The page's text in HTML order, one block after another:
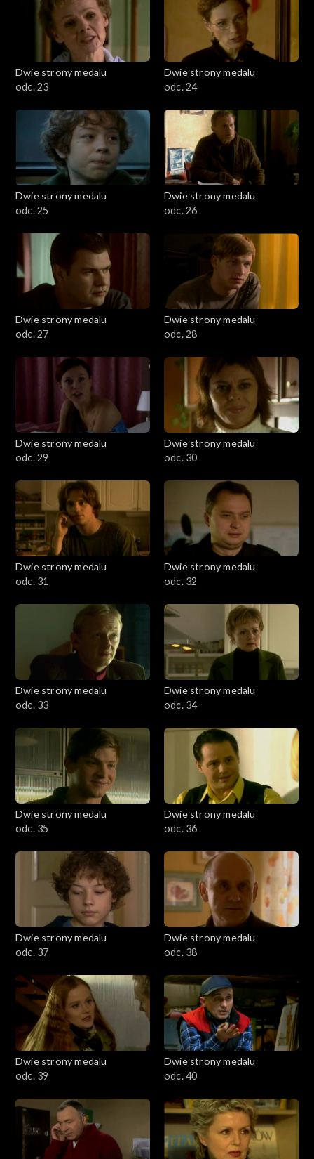
Dwie strony medalu
odc. 23
Dwie strony medalu
odc. 24
Dwie strony medalu
odc. 25
Dwie strony medalu
odc. 26
Dwie strony medalu
odc. 27
Dwie strony medalu
odc. 28
Dwie strony medalu
odc. 29
Dwie strony medalu
odc. 30
Dwie strony medalu
odc. 31
Dwie strony medalu
odc. 32
Dwie strony medalu
odc. 33
Dwie strony medalu
odc. 34
Dwie strony medalu
odc. 35
Dwie strony medalu
odc. 36
Dwie strony medalu
odc. 37
Dwie strony medalu
odc. 38
Dwie strony medalu
odc. 39
Dwie strony medalu
odc. 40